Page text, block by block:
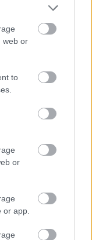
web or
to
or
app.